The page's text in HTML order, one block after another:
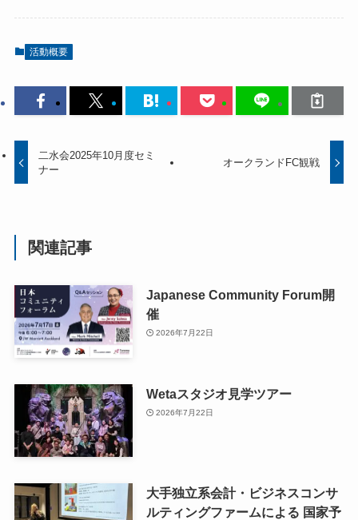
活動概要
二水会2025年10月度セミ
ナー
オークランドFC観戦
関連記事
Japanese Community Forum開
催
2026年7月22日
Wetaスタジオ見学ツアー
2026年7月22日
大手独立系会計・ビジネスコンサ
ルティングファームによる 国家予